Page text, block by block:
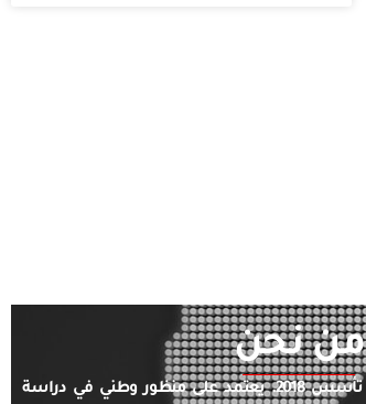
من نحن
مركز بحثي مصري مستقل تأسس 2018. يعتمد على منظور وطني في دراسة